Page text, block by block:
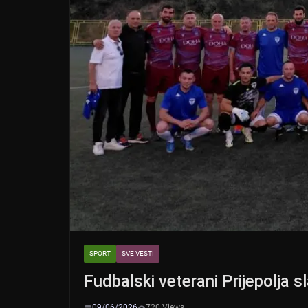
SPORT SVE VESTI
Fudbalski veterani Prijepolja